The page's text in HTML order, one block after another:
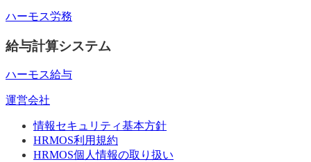
ハーモス労務
給与計算システム
ハーモス給与
運営会社
情報セキュリティ基本方針
HRMOS利用規約
HRMOS個人情報の取り扱い